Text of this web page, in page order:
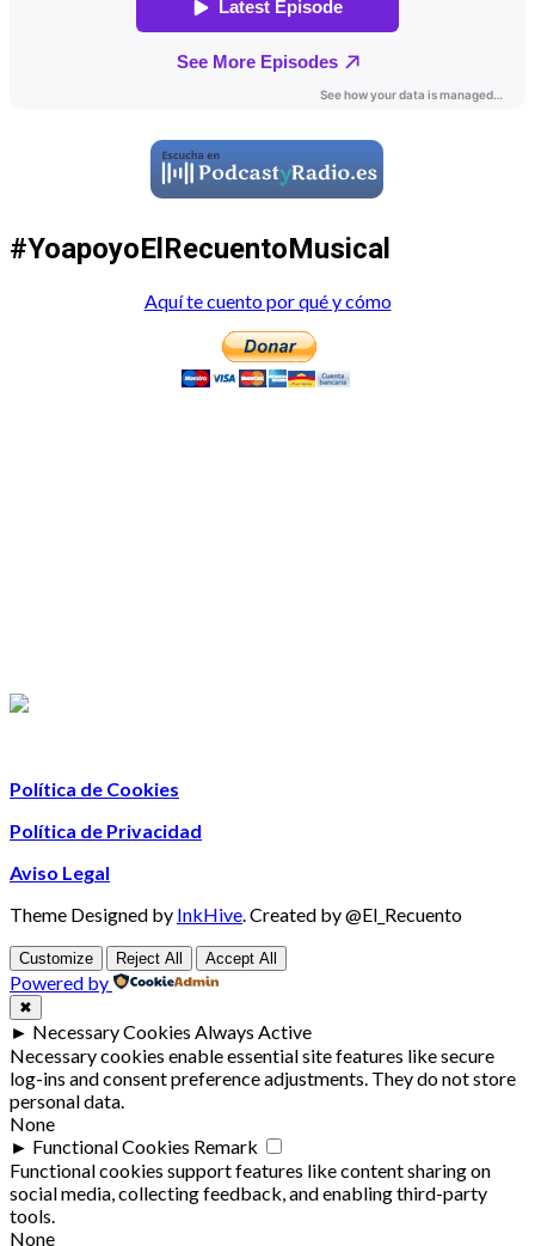
#YoapoyoElRecuentoMusical
Aquí te cuento por qué y cómo
Política de Cookies
Política de Privacidad
Aviso Legal
Theme Designed by InkHive Created by @El_Recuento
Customize Reject All Accept All
Powered by
✖
► Necessary Cookies Always Active
Necessary cookies enable essential site features like secure
log-ins and consent preference adjustments. They do not store
personal data.
None
► Functional Cookies Remark
Functional cookies support features like content sharing on
social media, collecting feedback, and enabling third-party
tools.
None